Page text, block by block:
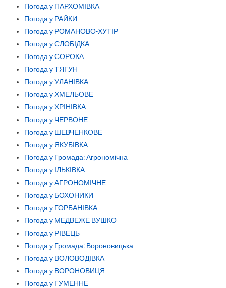
Погода у ПАРХОМІВКА
Погода у РАЙКИ
Погода у РОМАНОВО-ХУТІР
Погода у СЛОБІДКА
Погода у СОРОКА
Погода у ТЯГУН
Погода у УЛАНІВКА
Погода у ХМЕЛЬОВЕ
Погода у ХРІНІВКА
Погода у ЧЕРВОНЕ
Погода у ШЕВЧЕНКОВЕ
Погода у ЯКУБІВКА
Погода у Громада: Агрономічна
Погода у ІЛЬКІВКА
Погода у АГРОНОМІЧНЕ
Погода у БОХОНИКИ
Погода у ГОРБАНІВКА
Погода у МЕДВЕЖЕ ВУШКО
Погода у РІВЕЦЬ
Погода у Громада: Вороновицька
Погода у ВОЛОВОДІВКА
Погода у ВОРОНОВИЦЯ
Погода у ГУМЕННЕ